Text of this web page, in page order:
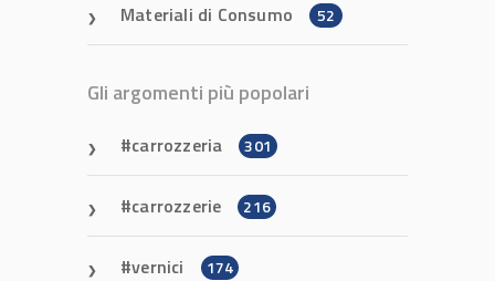
Materiali di Consumo 52
Gli argomenti più popolari
carrozzeria 301
carrozzerie 216
vernici 174